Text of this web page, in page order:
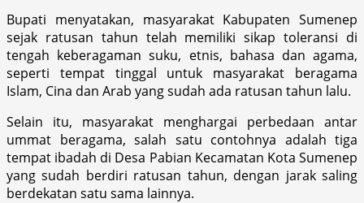
Bupati menyatakan, masyarakat Kabupaten Sumenep
sejak ratusan tahun telah memiliki sikap toleransi di
tengah keberagaman suku, etnis, bahasa dan agama,
seperti tempat tinggal untuk masyarakat beragama
Islam, Cina dan Arab yang sudah ada ratusan tahun lalu.
Selain itu, masyarakat menghargai perbedaan antar
ummat beragama, salah satu contohnya adalah tiga
tempat ibadah di Desa Pabian Kecamatan Kota Sumenep
yang sudah berdiri ratusan tahun, dengan jarak saling
berdekatan satu sama lainnya.